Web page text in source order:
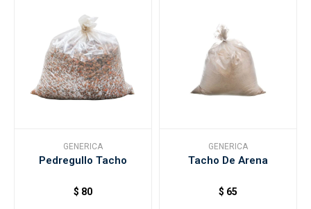
GENERICA
Pedregullo Tacho
$ 80
GENERICA
Tacho De Arena
$ 65